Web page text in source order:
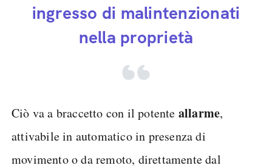
ingresso di malintenzionati
nella proprietà
Ciò va a braccetto con il potente allarme,
attivabile in automatico in presenza di
movimento o da remoto, direttamente dal